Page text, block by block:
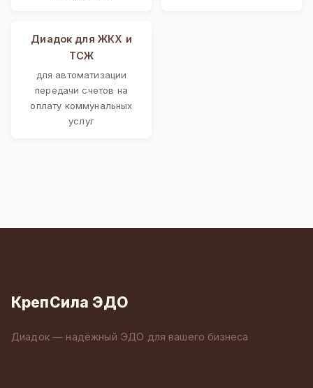
Диадок для ЖКХ и
ТСЖ
для автоматизации
передачи счетов на
оплату коммунальных
услуг
КрепСила ЭДО
Диадок — надёжный ЭДО для вашего бизнеса